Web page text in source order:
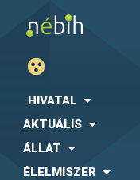
HIVATAL
AKTUÁLIS
ÁLLAT
ÉLELMISZER